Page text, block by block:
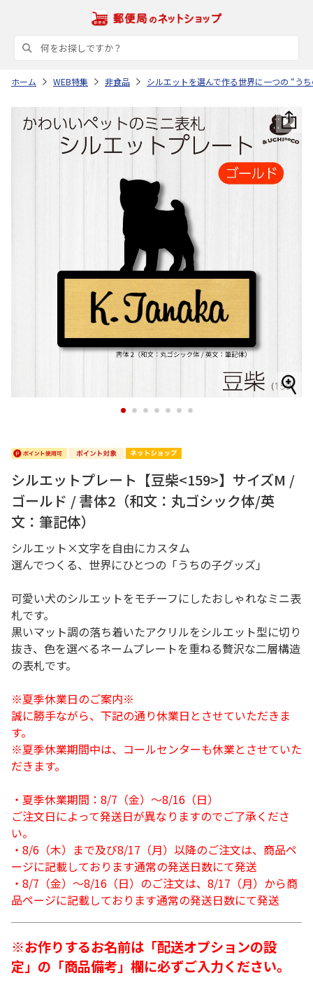
ホーム WEB特集 非食品 シルエットを選んで作る世界に一つの “う
1 2 3 4 5 6 7
シルエットプレート【豆柴<159>】サイズM /
ゴールド / 書体2（和文：丸ゴシック体/英
文：筆記体）
シルエット×文字を自由にカスタム
選んでつくる、世界にひとつの「うちの子グッズ」
可愛い犬のシルエットをモチーフにしたおしゃれなミニ表
札です。
黒いマット調の落ち着いたアクリルをシルエット型に切り
抜き、色を選べるネームプレートを重ねる贅沢な二層構造
の表札です。
※夏季休業日のご案内※
誠に勝手ながら、下記の通り休業日とさせていただきま
す。
※夏季休業期間中は、コールセンターも休業とさせていた
だきます。
・夏季休業期間：8/7（金）～8/16（日）
ご注文日によって発送日が異なりますのでご了承くださ
い。
・8/6（木）まで及び8/17（月）以降のご注文は、商品ペ
ージに記載しております通常の発送日数にて発送
・8/7（金）～8/16（日）のご注文は、8/17（月）から商
品ページに記載しております通常の発送日数にて発送
※お作りするお名前は「配送オプションの設
定」の「商品備考」欄に必ずご入力ください。